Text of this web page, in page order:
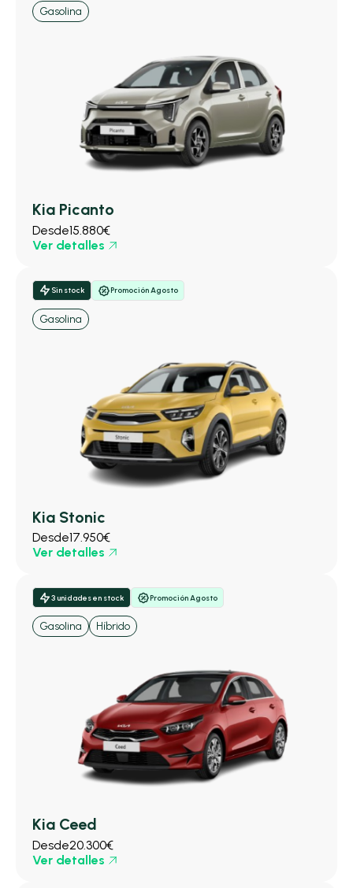
Gasolina
Kia Picanto
Desde15.880€
Ver detalles
Sin stock Promoción Agosto
Gasolina
Kia Stonic
Desde17.950€
Ver detalles
3 unidades en stock Promoción Agosto
Gasolina Híbrido
Kia Ceed
Desde20.300€
Ver detalles